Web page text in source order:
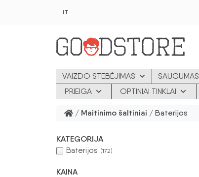
LT
VAIZDO STEBĖJIMAS SAUGUMAS
PRIEIGA
OPTINIAI TINKLAI
/ Maitinimo šaltiniai / Baterijos
KATEGORIJA
Baterijos (172)
KAINA